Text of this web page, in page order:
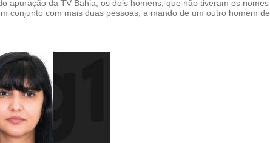
apuração da TV Bahia, os dois homens, que não tiveram os nomes
conjunto com mais duas pessoas, a mando de um outro homem de